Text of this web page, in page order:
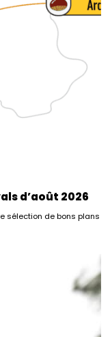
d’août 2026
sélection de bons plans